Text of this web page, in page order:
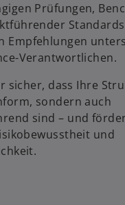
Prüfungen,
Empfehlungen
Verantwortlichen.
sicher, dass Ihre
sondern auch
sind – und
und